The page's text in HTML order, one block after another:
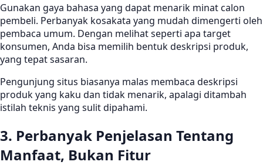
Gunakan gaya bahasa yang dapat menarik minat calon
pembeli. Perbanyak kosakata yang mudah dimengerti oleh
pembaca umum. Dengan melihat seperti apa target
konsumen, Anda bisa memilih bentuk deskripsi produk,
yang tepat sasaran.
Pengunjung situs biasanya malas membaca deskripsi
produk yang kaku dan tidak menarik, apalagi ditambah
istilah teknis yang sulit dipahami.
3. Perbanyak Penjelasan Tentang
Manfaat, Bukan Fitur